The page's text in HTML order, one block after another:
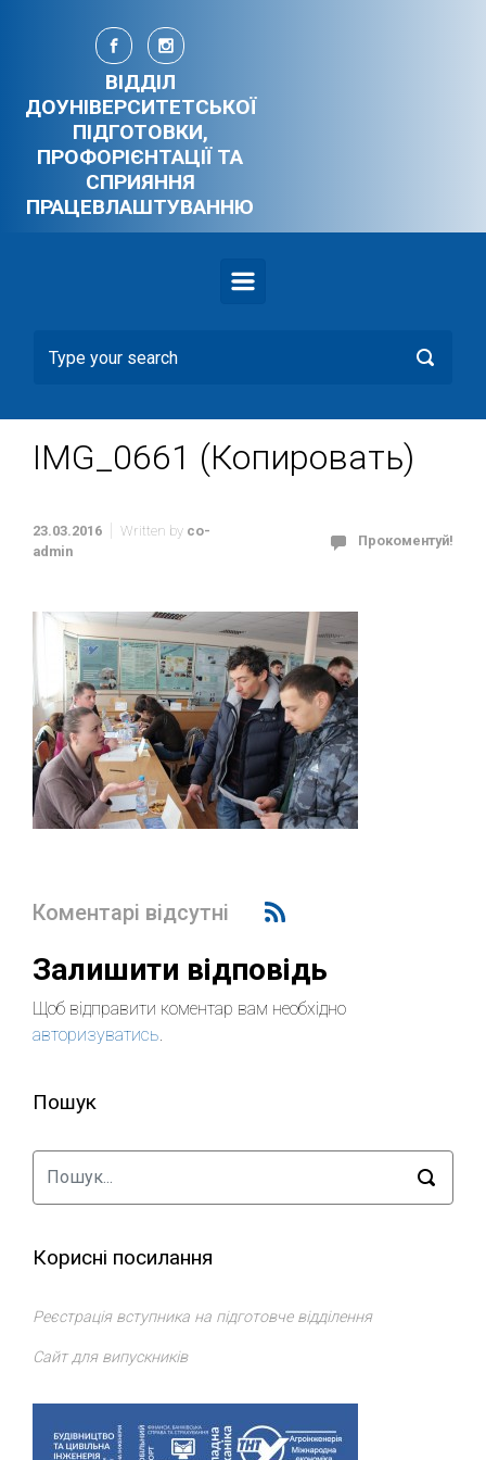
Skip to main content
ВІДДІЛ
ДОУНІВЕРСИТЕТСЬКОЇ
ПІДГОТОВКИ,
ПРОФОРІЄНТАЦІЇ ТА
СПРИЯННЯ
ПРАЦЕВЛАШТУВАННЮ
IMG_0661 (Копировать)
23.03.2016 Written by co-
admin
Прокоментуй!
Коментарі відсутні
Залишити відповідь
Щоб відправити коментар вам необхідно
авторизуватись.
Пошук
Корисні посилання
Реєстрація вступника на підготовче відділення
Сайт для випускників